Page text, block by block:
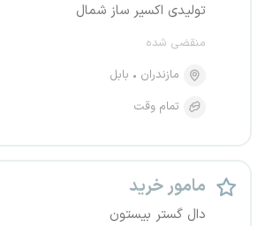
تولیدی اکسیر ساز شمال
منقضی شده
مازندران
بابل
تمام وقت
مامور خرید
دال گستر بیستون